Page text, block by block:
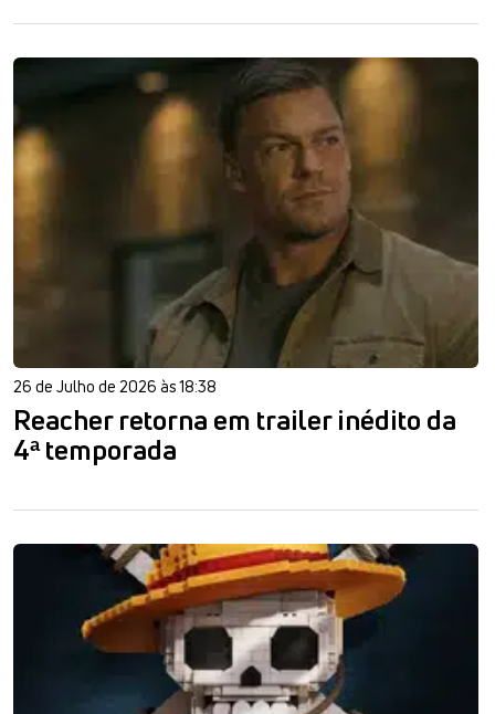
26 de Julho de 2026 às 18:38
Reacher retorna em trailer inédito da
4ª temporada